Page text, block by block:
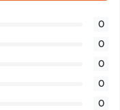
0
0
0
0
0